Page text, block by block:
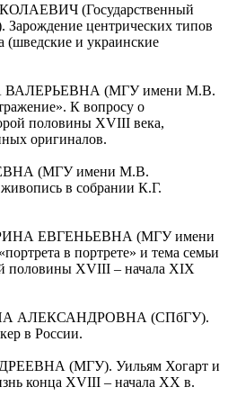
(Государственный
Зарождение центрических типов
(шведские и украинские
(МГУ имени М.В.
К вопросу о
половины XVIII века,
оригиналов.
(МГУ имени М.В.
в собрании К.Г.
ЕВГЕНЬЕВНА (МГУ имени
в портрете» и тема семьи
половины XVIII – начала XIX
АЛЕКСАНДРОВНА (СПбГУ).
в России.
(МГУ). Уильям Хогарт и
конца XVIII – начала XX в.